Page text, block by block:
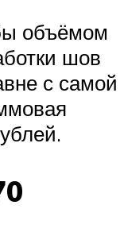
объёмом
шов
с самой